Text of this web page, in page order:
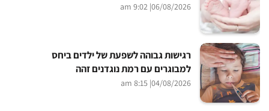
06/08/2026
| 9:02 am
רגישות גבוהה לשפעת של ילדים ביחס
למבוגרים עם רמת נוגדנים זהה
04/08/2026
| 8:15 am